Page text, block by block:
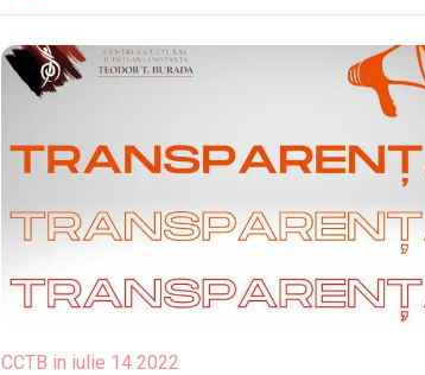
CCTB in iulie 14 2022